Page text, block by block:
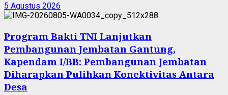
5 Agustus 2026
Program Bakti TNI Lanjutkan
Pembangunan Jembatan Gantung,
Kapendam I/BB: Pembangunan Jembatan
Diharapkan Pulihkan Konektivitas Antara
Desa